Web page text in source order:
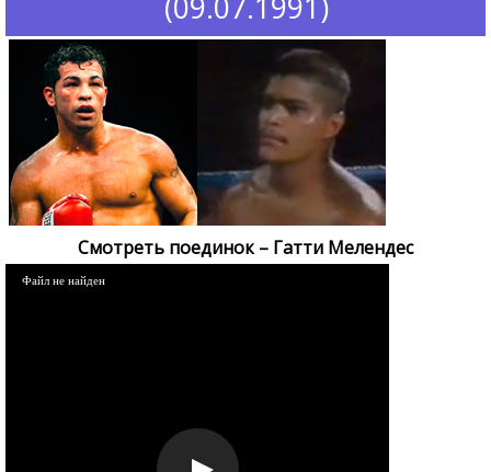
Смотреть поединок – Гатти Мелендес
Файл не найден